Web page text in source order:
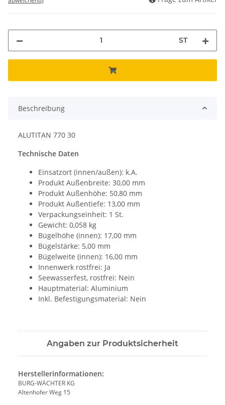
ST
Beschreibung
ALUTITAN 770 30
Technische Daten
Einsatzort (innen/außen): k.A.
Produkt Außenbreite: 30,00 mm
Produkt Außenhöhe: 50,80 mm
Produkt Außentiefe: 13,00 mm
Verpackungseinheit: 1 St.
Gewicht: 0,058 kg
Bügelhöhe (innen): 17,00 mm
Bügelstärke: 5,00 mm
Bügelweite (innen): 16,00 mm
Innenwerk rostfrei: Ja
Seewasserfest, rostfrei: Nein
Hauptmaterial: Aluminium
Inkl. Befestigungsmaterial: Nein
Angaben zur Produktsicherheit
Herstellerinformationen:
BURG-WÄCHTER KG
Altenhofer Weg 15